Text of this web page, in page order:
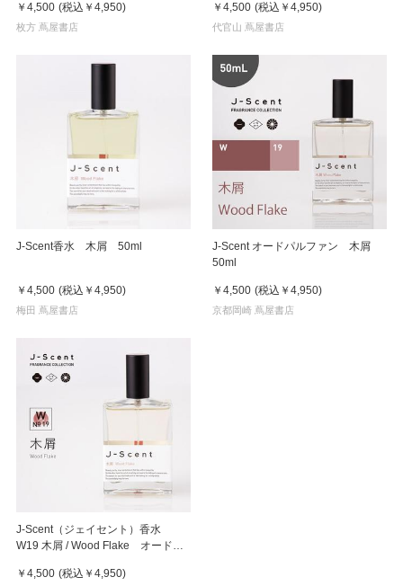
￥4,500 (税込 ￥4,950)
枚方 蔦屋書店
￥4,500 (税込 ￥4,950)
代官山 蔦屋書店
J-Scent香水 木屑 50ml
￥4,500 (税込 ￥4,950)
梅田 蔦屋書店
J-Scent オードパルファン 木屑
50ml
￥4,500 (税込 ￥4,950)
京都岡崎 蔦屋書店
J-Scent（ジェイセント）香水
W19 木屑 / Wood Flake オードパ
ンス
￥4,500 (税込 ￥4,950)